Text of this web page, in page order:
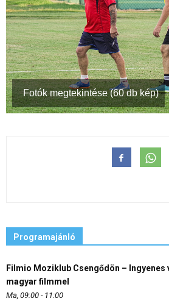
Fotók megtekintése (60 db kép)
Programajánló
Filmio Moziklub Csengődön – Ingyenes
magyar filmmel
Ma, 09:00 - 11:00